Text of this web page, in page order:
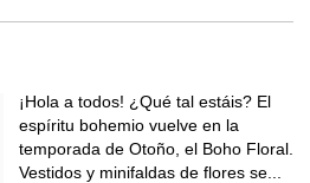
¡Hola a todos! ¿Qué tal estáis? El
espíritu bohemio vuelve en la
temporada de Otoño, el Boho Floral.
Vestidos y minifaldas de flores se...